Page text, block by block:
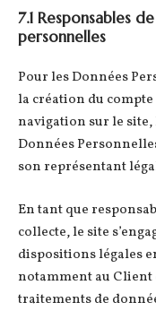
7.1 Responsables
personnelles
Pour les Données
la création du
navigation sur le
Données
son représentant
En tant que
collecte, le site
dispositions légales
notamment au Client
traitements de